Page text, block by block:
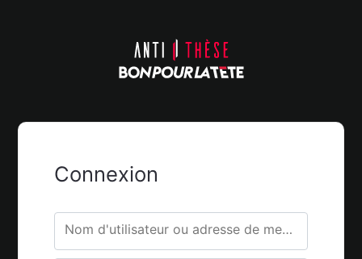
Connexion
Nom d'utilisateur ou adresse de messagerie.